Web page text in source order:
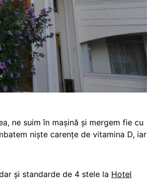
ne suim în mașină și mergem fie cu
niște carențe de vitamina D, iar
și standarde de 4 stele la Hotel